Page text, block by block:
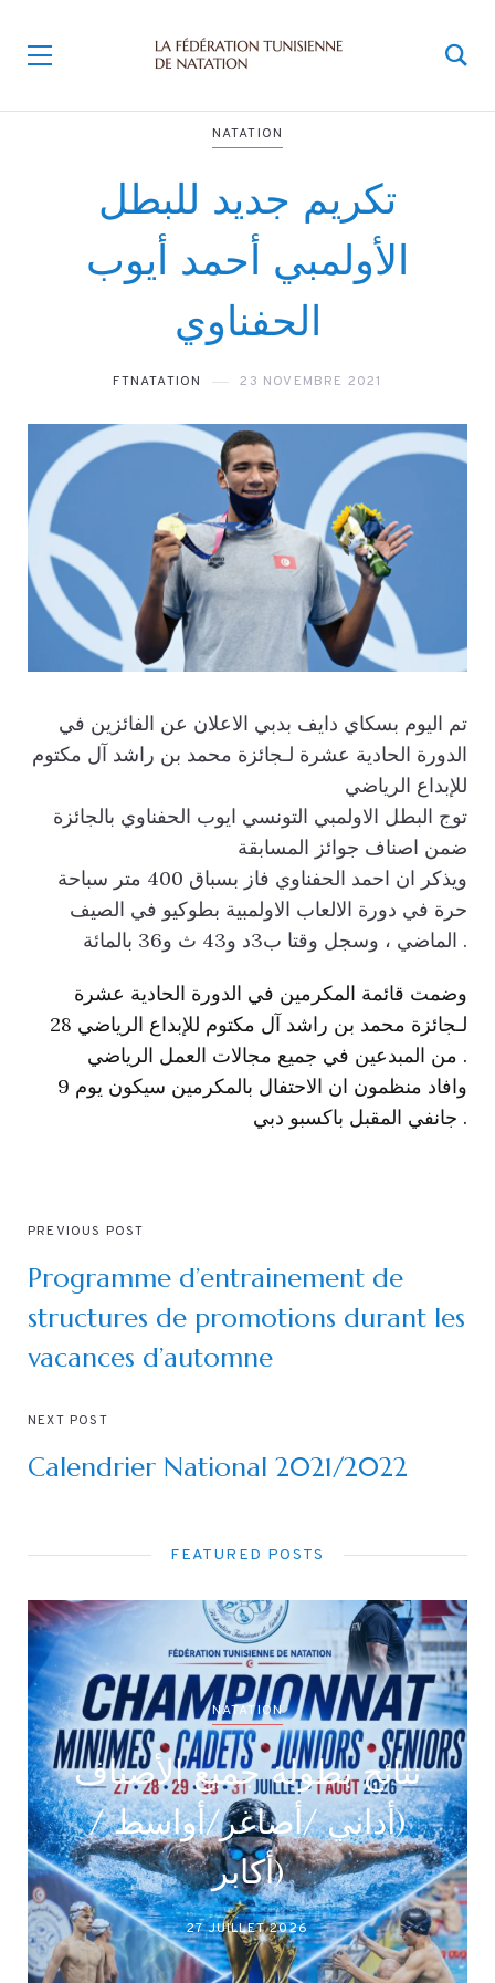
NATATION
تكريم جديد للبطل
الأولمبي أحمد أيوب
الحفناوي
FTNATATION 23 NOVEMBRE 2021
تم اليوم بسكاي دايف بدبي الاعلان عن الفائزين في
الدورة الحادية عشرة لـجائزة محمد بن راشد آل مكتوم
للإبداع الرياضي
توج البطل الاولمبي التونسي ايوب الحفناوي بالجائزة
ضمن اصناف جوائز المسابقة
ويذكر ان احمد الحفناوي فاز بسباق 400 متر سباحة
حرة في دورة الالعاب الاولمبية بطوكيو في الصيف
الماضي ، وسجل وقتا ب3د و43 ث و36 بالمائة .
وضمت قائمة المكرمين في الدورة الحادية عشرة
لـجائزة محمد بن راشد آل مكتوم للإبداع الرياضي 28
من المبدعين في جميع مجالات العمل الرياضي .
وافاد منظمون ان الاحتفال بالمكرمين سيكون يوم 9
جانفي المقبل باكسبو دبي .
PREVIOUS POST
Programme d’entrainement de
structures de promotions durant les
vacances d’automne
NEXT POST
Calendrier National 2021/2022
FEATURED POSTS
NATATION
نتائج بطولة جميع الأصناف
(أداني /أصاغر/أواسط /
أكابر)
27 JUILLET 2026